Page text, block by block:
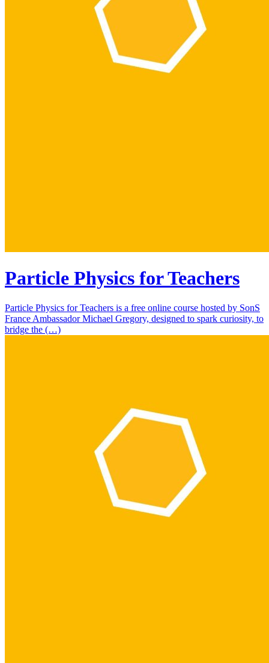
Particle Physics for Teachers
Particle Physics for Teachers is a free online course hosted by SonS
France Ambassador Michael Gregory, designed to spark curiosity, to
bridge the (…)